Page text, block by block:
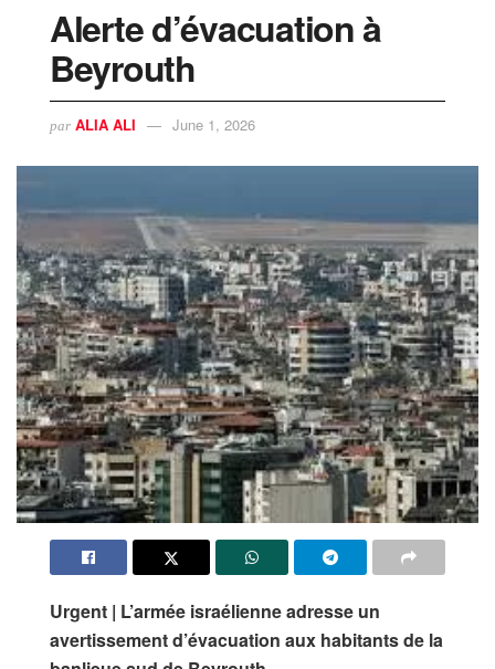
Alerte d’évacuation à
Beyrouth
par ALIA ALI June 1, 2026
Urgent | L’armée israélienne adresse un
avertissement d’évacuation aux habitants de la